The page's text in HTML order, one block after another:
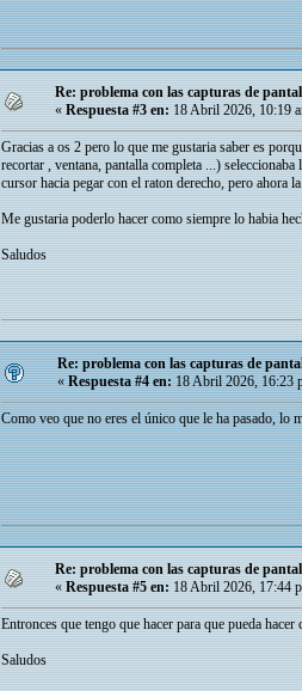
Re: problema con las capturas de
« Respuesta #3 en: 18 Abril 2026, 10:19
Gracias a os 2 pero lo que me gustaria saber es
recortar , ventana, pantalla completa ...)
cursor hacia pegar con el raton derecho, pero ahora
Me gustaria poderlo hacer como siempre lo habia
Saludos
Re: problema con las capturas de
«Respuesta #4 en:18 Abril 2026, 16:23
Como veo que no eres el único que le ha pasado, lo
Re: problema con las capturas de
« Respuesta #5 en: 18 Abril 2026, 17:44
Entronces que tengo que hacer para que pueda hacer
Saludos